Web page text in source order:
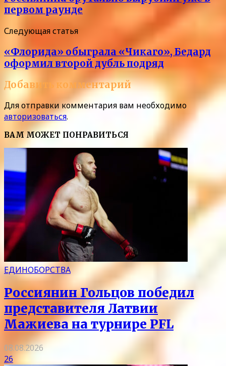
первом раунде
Следующая статья
«Флорида» обыграла «Чикаго», Бедард
оформил второй дубль подряд
Добавить комментарий
Для отправки комментария вам необходимо
авторизоваться.
ВАМ МОЖЕТ ПОНРАВИТЬСЯ
ЕДИНОБОРСТВА
Россиянин Гольцов победил
представителя Латвии
Мажиева на турнире PFL
08.08.2026
26